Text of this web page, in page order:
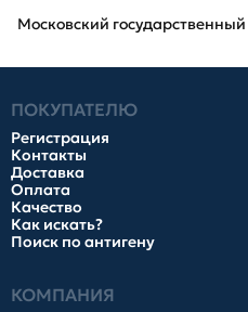
Московский
ПОКУПАТЕЛЮ
Регистрация
Контакты
Доставка
Оплата
Качество
Как искать?
Поиск по антигену
КОМПАНИЯ